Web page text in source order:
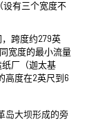
设有三个宽度不
跨度约279英
宽度的最小流量
厂（迦太基
高度在2英尺到6
岛大坝形成的旁